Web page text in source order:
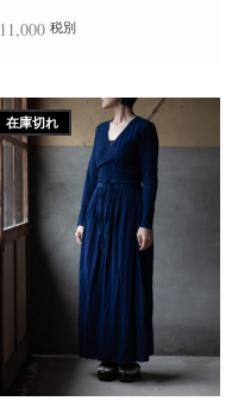
11,000 税別
在庫切れ